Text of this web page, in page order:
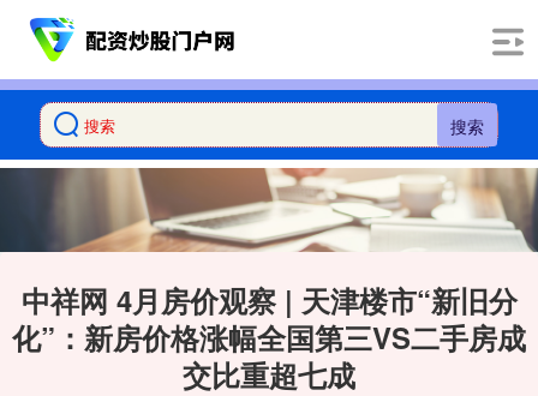
搜索
中祥网 4月房价观察 | 天津楼市“新旧分
化”：新房价格涨幅全国第三VS二手房成
交比重超七成